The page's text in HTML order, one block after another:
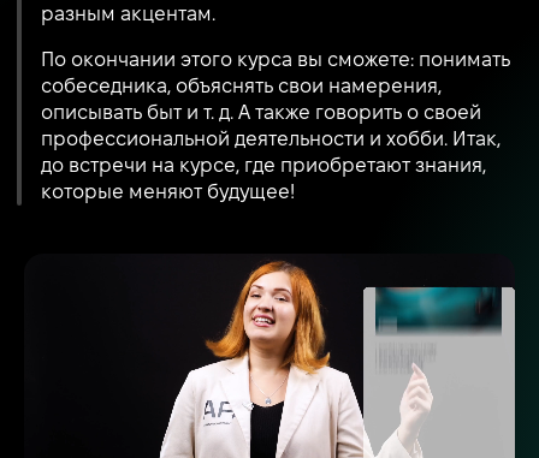
разным акцентам.
По окончании этого курса вы сможете: понимать
собеседника, объяснять свои намерения,
описывать быт и т. д. А также говорить о своей
профессиональной деятельности и хобби. Итак,
до встречи на курсе, где приобретают знания,
которые меняют будущее!